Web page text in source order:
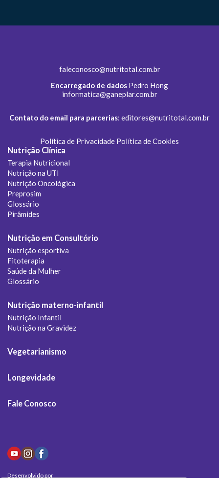
faleconosco@nutritotal.com.br
Encarregado de dados Pedro Hong
informatica@ganeplar.com.br
Contato do email para parcerias: editores@nutritotal.com.br
Política de Privacidade Política de Cookies
Nutrição Clínica
Terapia Nutricional
Nutrição na UTI
Nutrição Oncológica
Preprosim
Glossário
Pirâmides
Nutrição em Consultório
Nutrição esportiva
Fitoterapia
Saúde da Mulher
Glossário
Nutrição materno-infantil
Nutrição Infantil
Nutrição na Gravidez
Vegetarianismo
Longevidade
Fale Conosco
Desenvolvido por